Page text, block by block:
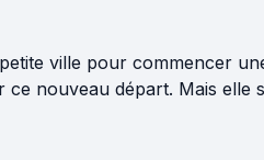
ville pour commencer
nouveau départ. Mais elle